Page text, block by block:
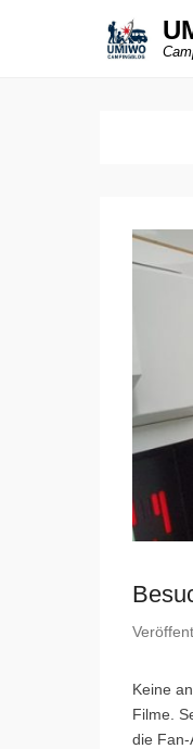
Keine
Filme.
die Fan-